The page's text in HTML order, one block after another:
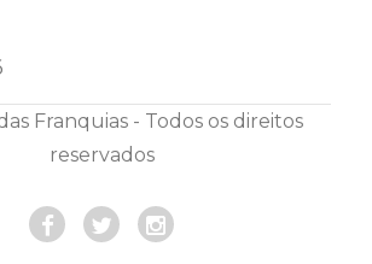
Franquias - Todos os direitos
reservados